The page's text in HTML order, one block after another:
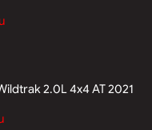
2.0L 4x4 AT 2021